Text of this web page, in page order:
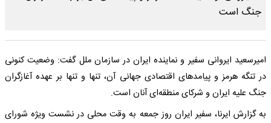
امیرسعید ایروانی سفیر و نماینده ایران در سازمان ملل گفت: وضعیت کنونی
در تنگه هرمز و پیامدهای اقتصادی جهانی آن، تنها و تنها بر عهده آغازگران
جنگ علیه ایران و شرکای منطقه‌ای آنان است.
به گزارش ایرنا، سفیر ایران روز جمعه به وقت محلی در نشست ویژه شورای